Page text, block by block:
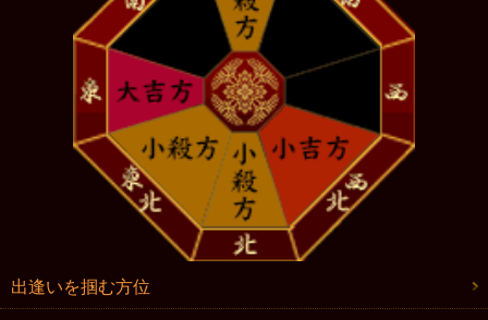
出逢いを掴む方位